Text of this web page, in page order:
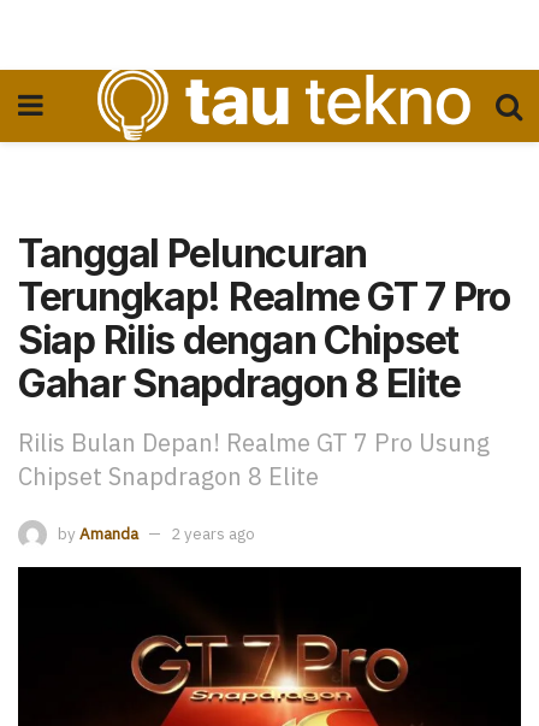
Tanggal Peluncuran
Terungkap! Realme GT 7 Pro
Siap Rilis dengan Chipset
Gahar Snapdragon 8 Elite
Rilis Bulan Depan! Realme GT 7 Pro Usung
Chipset Snapdragon 8 Elite
by Amanda 2 years ago